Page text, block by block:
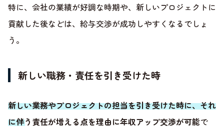
特に、会社の業績が好調な時期や、新しいプロジェクトに
貢献した後などは、給与交渉が成功しやすくなるでしょ
う。
新しい職務・責任を引き受けた時
新しい業務やプロジェクトの担当を引き受けた時に、それ
に伴う責任が増える点を理由に年収アップ交渉が可能で